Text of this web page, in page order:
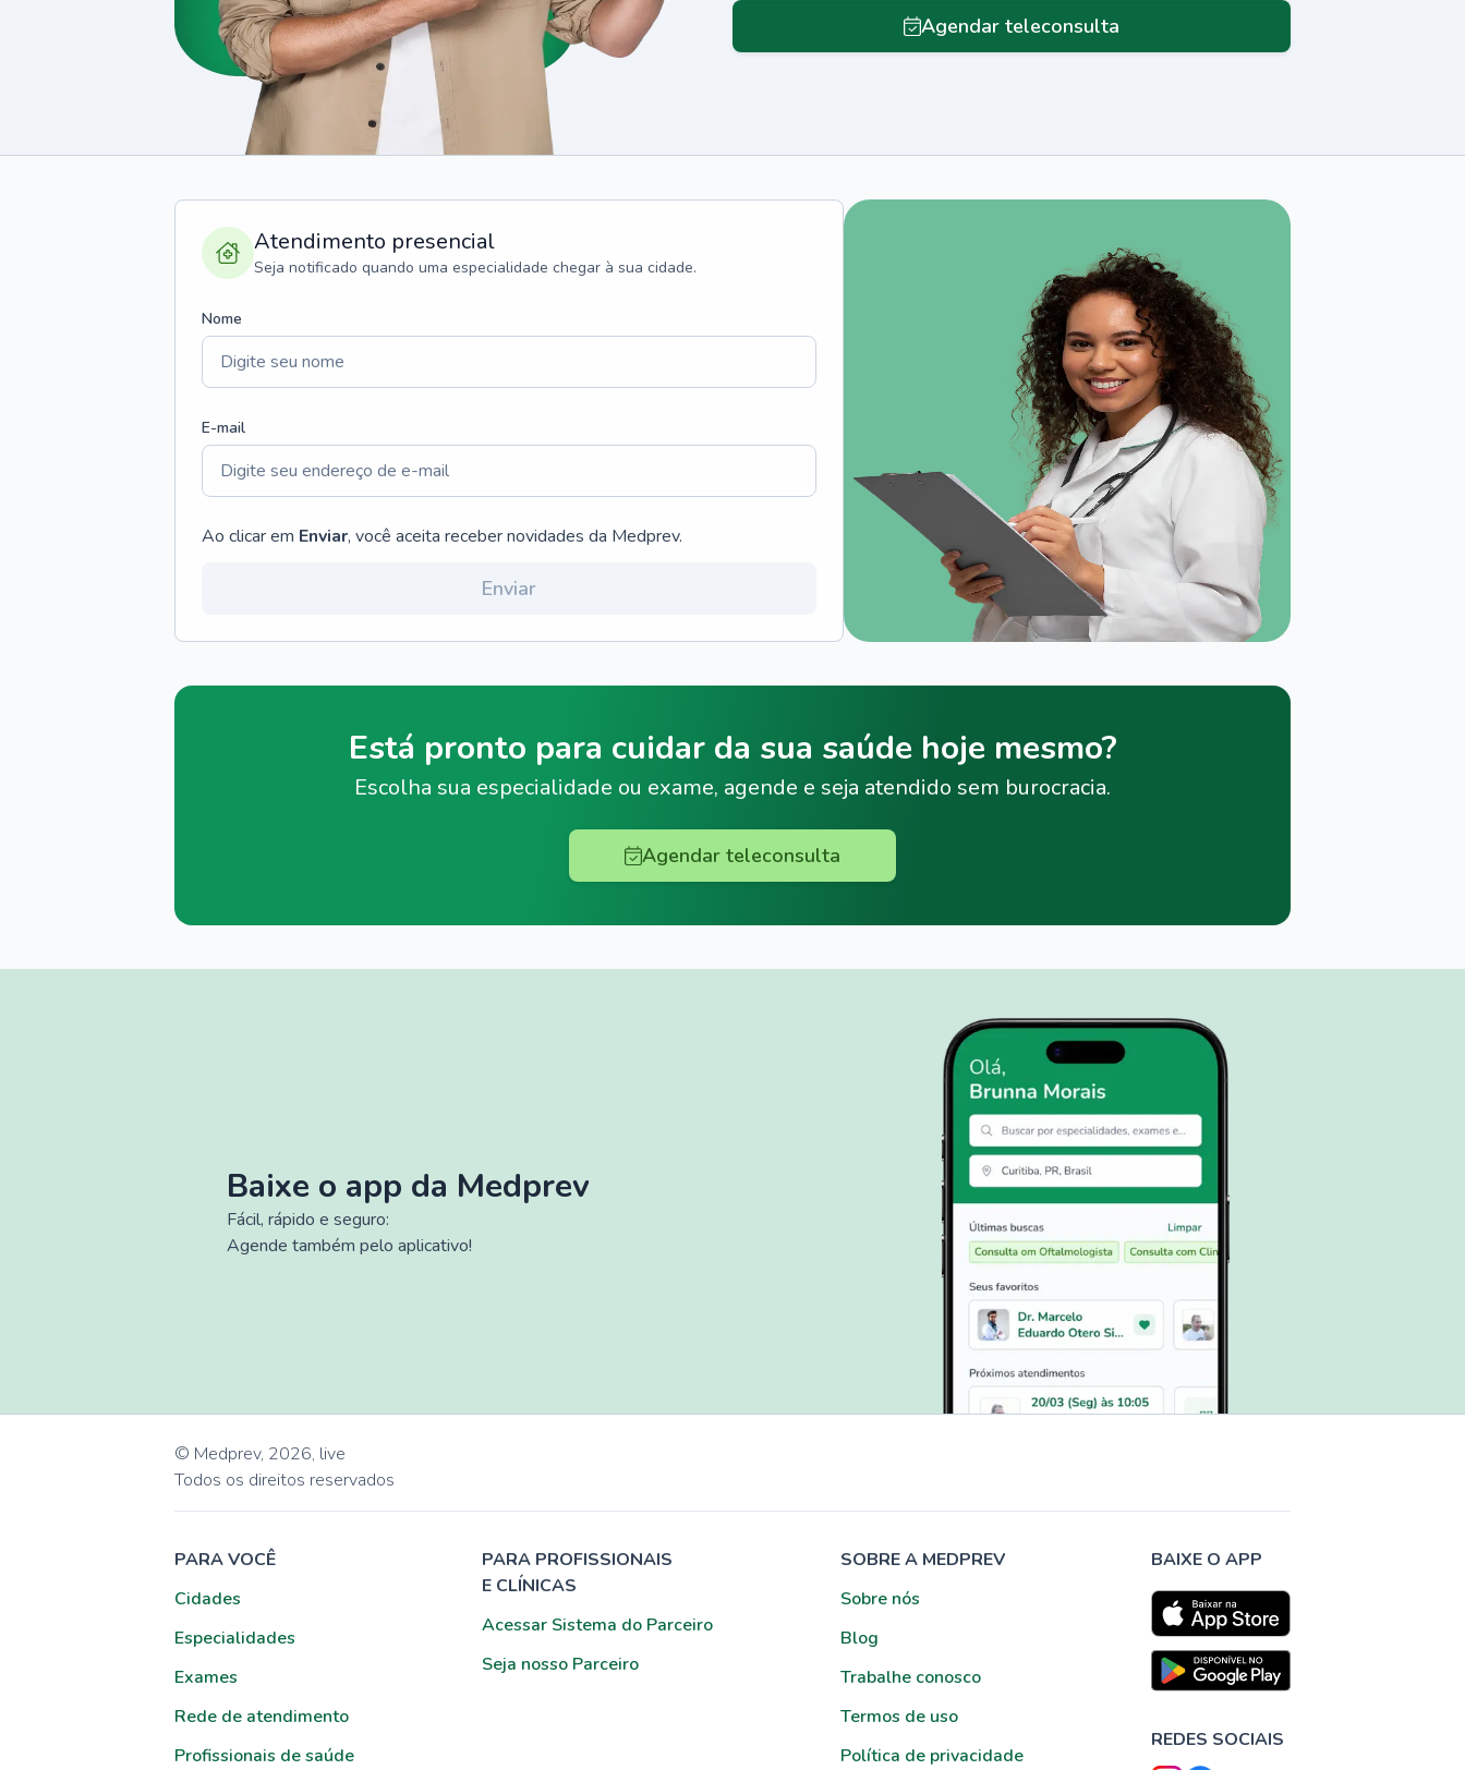
Agendar teleconsulta
Atendimento presencial
Seja notificado quando uma especialidade chegar à sua cidade.
Nome
E-mail
Ao clicar em Enviar, você aceita receber novidades da Medprev.
Enviar
Está pronto para cuidar da sua saúde hoje mesmo?
Escolha sua especialidade ou exame, agende e seja atendido sem burocracia.
Agendar teleconsulta
Baixe o app da Medprev
Fácil, rápido e seguro:
Agende também pelo aplicativo!
© Medprev, 2026, live
Todos os direitos reservados
PARA VOCÊ
Cidades
Especialidades
Exames
Rede de atendimento
Profissionais de saúde
PARA PROFISSIONAIS
E CLÍNICAS
Acessar Sistema do Parceiro
Seja nosso Parceiro
SOBRE A MEDPREV
Sobre nós
Blog
Trabalhe conosco
Termos de uso
Política de privacidade
BAIXE O APP
REDES SOCIAIS